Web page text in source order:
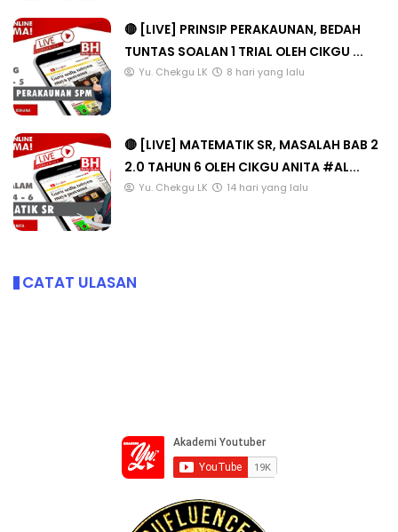
🔴 [LIVE] PRINSIP PERAKAUNAN, BEDAH
TUNTAS SOALAN 1 TRIAL OLEH CIKGU ...
Yu. Chekgu LK 8 hari yang lalu
🔴 [LIVE] MATEMATIK SR, MASALAH BAB 2
2.0 TAHUN 6 OLEH CIKGU ANITA #AL...
Yu. Chekgu LK 14 hari yang lalu
CATAT ULASAN